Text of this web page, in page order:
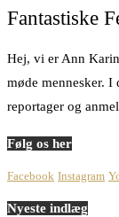
Fantastiske
Hej, vi er Ann
møde mennesker. I
reportager og
Følg os her
Facebook Instagram
Nyeste indlæg